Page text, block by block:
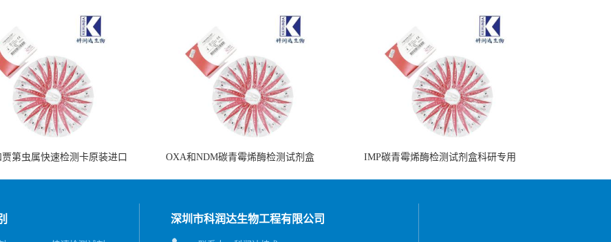
贾第虫属快速检测卡原装进口 OXA和NDM碳青霉烯酶检测试剂盒 IMP碳青霉烯酶检测试剂盒科研专用
深圳市科润达生物工程有限公司